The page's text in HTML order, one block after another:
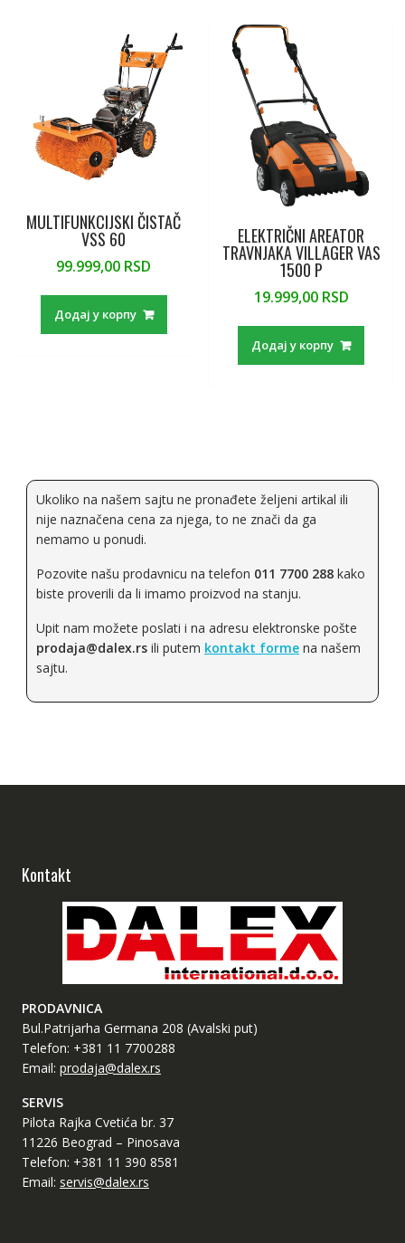
MULTIFUNKCIJSKI ČISTAČ
VSS 60
99.999,00 RSD
Додај у корпу
ELEKTRIČNI AREATOR
TRAVNJAKA VILLAGER VAS
1500 P
19.999,00 RSD
Додај у корпу
Ukoliko na našem sajtu ne pronađete željeni artikal ili
nije naznačena cena za njega, to ne znači da ga
nemamo u ponudi.
Pozovite našu prodavnicu na telefon 011 7700 288kako
biste proverili da li imamo proizvod na stanju.
Upit nam možete poslati i na adresu elektronske pošte
prodaja@dalex.rsili putem kontakt forme na našem
sajtu.
Kontakt
PRODAVNICA
Bul.Patrijarha Germana 208 (Avalski put)
Telefon: +381 11 7700288
Email: prodaja@dalex.rs
SERVIS
Pilota Rajka Cvetića br. 37
11226 Beograd – Pinosava
Telefon: +381 11 390 8581
Email: servis@dalex.rs